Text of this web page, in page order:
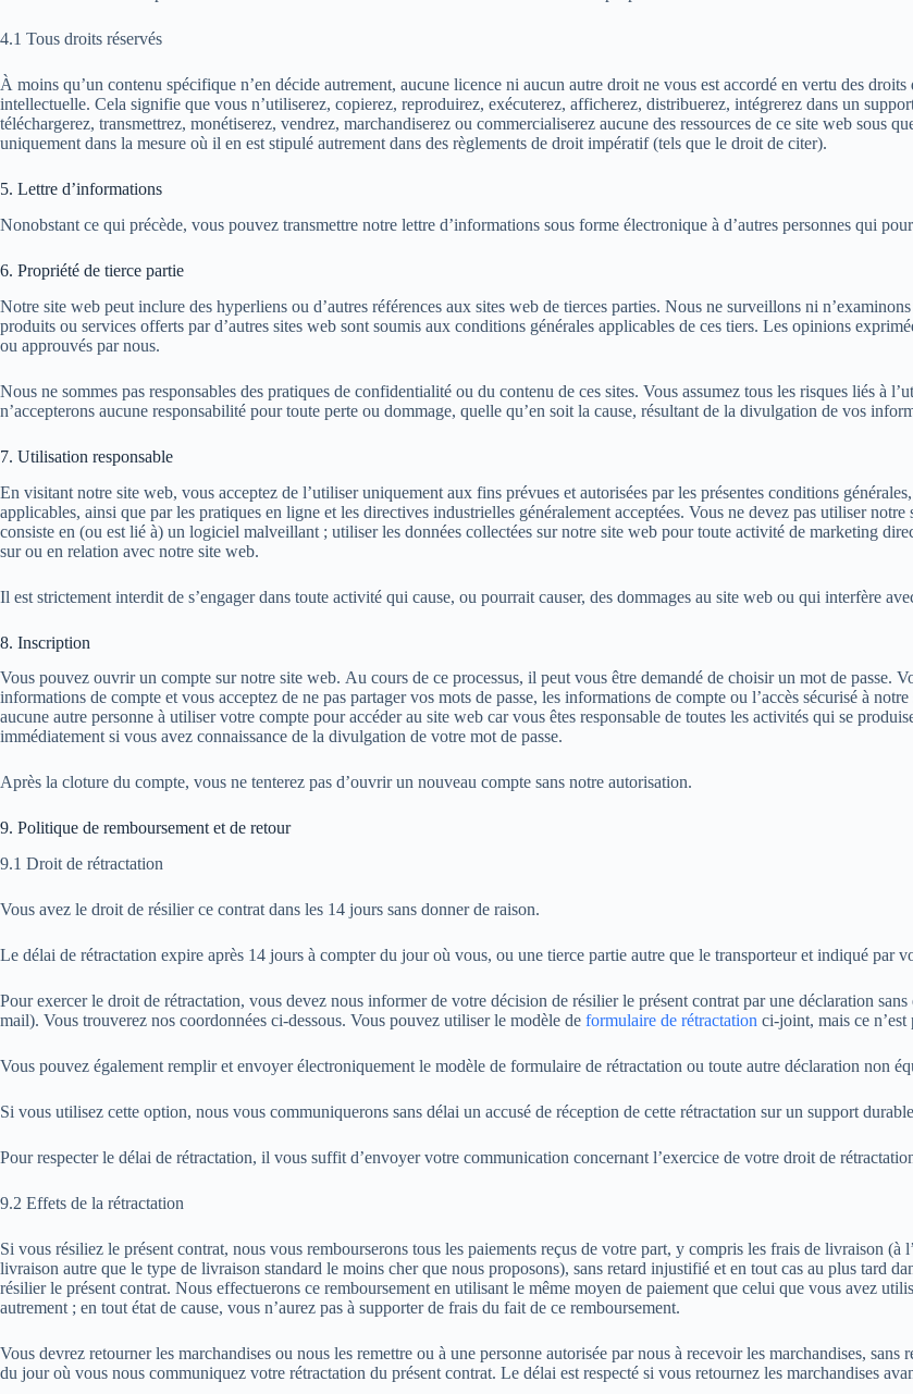
4.1 Tous droits réservés
À moins qu’un contenu spécifique n’en décide autrement, aucune licence ni aucun autre droit ne vous est accordé en vertu des droits
intellectuelle. Cela signifie que vous n’utiliserez, copierez, reproduirez, exécuterez, afficherez, distribuerez, intégrerez dans un
téléchargerez, transmettrez, monétiserez, vendrez, marchandiserez ou commercialiserez aucune des ressources de ce site web sous
uniquement dans la mesure où il en est stipulé autrement dans des règlements de droit impératif (tels que le droit de citer).
5. Lettre d’informations
Nonobstant ce qui précède, vous pouvez transmettre notre lettre d’informations sous forme électronique à d’autres personnes qui
6. Propriété de tierce partie
Notre site web peut inclure des hyperliens ou d’autres références aux sites web de tierces parties. Nous ne surveillons ni
produits ou services offerts par d’autres sites web sont soumis aux conditions générales applicables de ces tiers. Les opinions
ou approuvés par nous.
Nous ne sommes pas responsables des pratiques de confidentialité ou du contenu de ces sites. Vous assumez tous les risques liés à
n’accepterons aucune responsabilité pour toute perte ou dommage, quelle qu’en soit la cause, résultant de la divulgation de vos
7. Utilisation responsable
En visitant notre site web, vous acceptez de l’utiliser uniquement aux fins prévues et autorisées par les présentes conditions
applicables, ainsi que par les pratiques en ligne et les directives industrielles généralement acceptées. Vous ne devez pas utiliser
consiste en (ou est lié à) un logiciel malveillant ; utiliser les données collectées sur notre site web pour toute activité de marketing
sur ou en relation avec notre site web.
Il est strictement interdit de s’engager dans toute activité qui cause, ou pourrait causer, des dommages au site web ou qui interfère
8. Inscription
Vous pouvez ouvrir un compte sur notre site web. Au cours de ce processus, il peut vous être demandé de choisir un mot de passe.
informations de compte et vous acceptez de ne pas partager vos mots de passe, les informations de compte ou l’accès sécurisé à
aucune autre personne à utiliser votre compte pour accéder au site web car vous êtes responsable de toutes les activités qui se
immédiatement si vous avez connaissance de la divulgation de votre mot de passe.
Après la cloture du compte, vous ne tenterez pas d’ouvrir un nouveau compte sans notre autorisation.
9. Politique de remboursement et de retour
9.1 Droit de rétractation
Vous avez le droit de résilier ce contrat dans les 14 jours sans donner de raison.
Le délai de rétractation expire après 14 jours à compter du jour où vous, ou une tierce partie autre que le transporteur et indiqué par
Pour exercer le droit de rétractation, vous devez nous informer de votre décision de résilier le présent contrat par une déclaration
mail). Vous trouverez nos coordonnées ci-dessous. Vous pouvez utiliser le modèle de formulaire de rétractation ci-joint, mais ce n’est
Vous pouvez également remplir et envoyer électroniquement le modèle de formulaire de rétractation ou toute autre déclaration non
Si vous utilisez cette option, nous vous communiquerons sans délai un accusé de réception de cette rétractation sur un support
Pour respecter le délai de rétractation, il vous suffit d’envoyer votre communication concernant l’exercice de votre droit de
9.2 Effets de la rétractation
Si vous résiliez le présent contrat, nous vous rembourserons tous les paiements reçus de votre part, y compris les frais de livraison
livraison autre que le type de livraison standard le moins cher que nous proposons), sans retard injustifié et en tout cas au plus tard
résilier le présent contrat. Nous effectuerons ce remboursement en utilisant le même moyen de paiement que celui que vous avez
autrement ; en tout état de cause, vous n’aurez pas à supporter de frais du fait de ce remboursement.
Vous devrez retourner les marchandises ou nous les remettre ou à une personne autorisée par nous à recevoir les marchandises,
du jour où vous nous communiquez votre rétractation du présent contrat. Le délai est respecté si vous retournez les marchandises